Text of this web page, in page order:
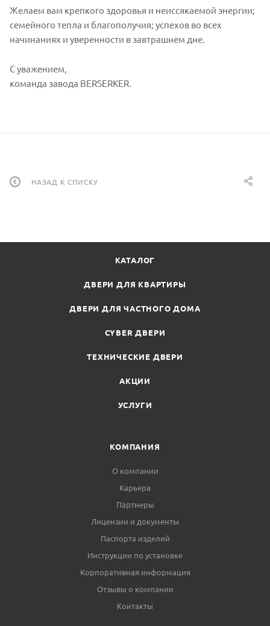
Желаем вам крепкого здоровья и неиссякаемой энергии;
семейного тепла и благополучия; успехов во всех
начинаниях и уверенности в завтрашнем дне.
С уважением,
команда завода BERSERKER.
НАЗАД К СПИСКУ
КАТАЛОГ
ДВЕРИ ДЛЯ КВАРТИРЫ
ДВЕРИ ДЛЯ ЧАСТНОГО ДОМА
CYBER ДВЕРИ
ТЕХНИЧЕСКИЕ ДВЕРИ
АКЦИИ
УСЛУГИ
КОМПАНИЯ
О компании
Карьера
Партнеры
Лицензии и документы
Паспорта изделий
Инструкции по установке
Корпоративная информация
Отзывы о компании
Контакты